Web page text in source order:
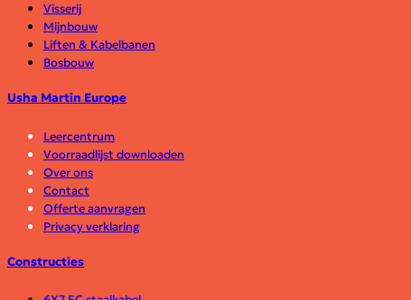
Visserij
Mijnbouw
Liften & Kabelbanen
Bosbouw
Usha Martin Europe
Leercentrum
Voorraadlijst downloaden
Over ons
Contact
Offerte aanvragen
Privacy verklaring
Constructies